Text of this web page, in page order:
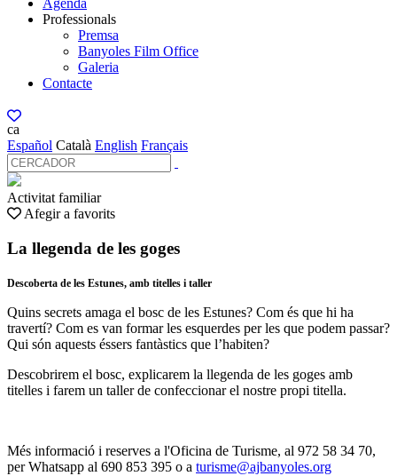
Agenda
Professionals
Premsa
Banyoles Film Office
Galeria
Contacte
ca
Español Català English Français
Activitat familiar
Afegir a favorits
La llegenda de les goges
Descoberta de les Estunes, amb titelles i taller
Quins secrets amaga el bosc de les Estunes? Com és que hi ha
travertí? Com es van formar les esquerdes per les que podem passar?
Qui són aquests éssers fantàstics que l’habiten?
Descobrirem el bosc, explicarem la llegenda de les goges amb
titelles i farem un taller de confeccionar el nostre propi titella.
Més informació i reserves a l'Oficina de Turisme, al 972 58 34 70,
per Whatsapp al 690 853 395 o a turisme@ajbanyoles.org